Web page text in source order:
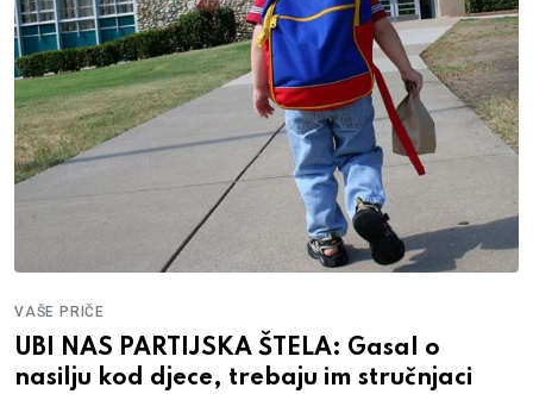
VAŠE PRIČE
UBI NAS PARTIJSKA ŠTELA: Gasal o
nasilju kod djece, trebaju im stručnjaci